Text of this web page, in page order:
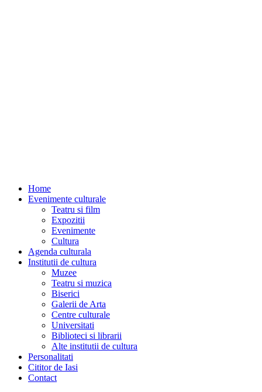
Home
Evenimente culturale
Teatru si film
Expozitii
Evenimente
Cultura
Agenda culturala
Institutii de cultura
Muzee
Teatru si muzica
Biserici
Galerii de Arta
Centre culturale
Universitati
Biblioteci si librarii
Alte institutii de cultura
Personalitati
Cititor de Iasi
Contact